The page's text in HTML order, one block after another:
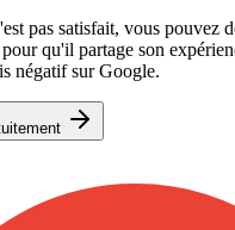
pas satisfait, vous pouvez
qu'il partage son
négatif sur Google.